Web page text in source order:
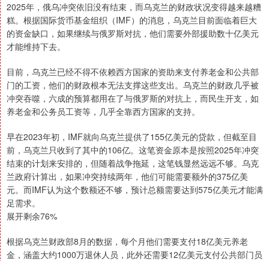
2025年，俄乌冲突依旧没有结束，而乌克兰的财政状况变得越来越糟
糕。根据国际货币基金组织（IMF）的消息，乌克兰目前面临着巨大
的资金缺口，如果继续与俄罗斯对抗，他们需要外部援助数十亿美元
才能维持下去。
目前，乌克兰已经不得不依赖西方国家的资助来支付养老金和公共部
门的工资，他们的财政根本无法支撑这些支出。乌克兰的财政几乎被
冲突吞噬，六成的预算都用在了与俄罗斯的对抗上，而民生开支，如
养老金和公务员工资等，几乎全靠西方国家的支持。
早在2023年初，IMF就向乌克兰提供了155亿美元的贷款，但截至目
前，乌克兰只收到了其中的106亿。这笔资金原本是按照2025年冲突
结束的计划来安排的，但随着战争拖延，这笔钱显然远远不够。乌克
兰政府计算出，如果冲突持续两年，他们可能需要额外的375亿美
元。而IMF认为这个数额还不够，预计总额需要达到575亿美元才能满
足需求。
展开剩余76%
根据乌克兰财政部8月的数据，每个月他们需要支付18亿美元养老
金，涵盖大约1000万退休人员，此外还需要12亿美元支付公共部门员